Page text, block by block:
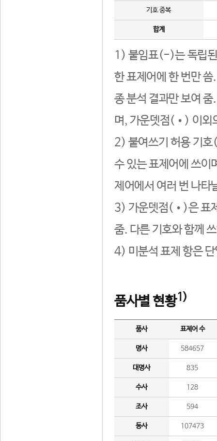
기호 중복
합계
1) 붙임표(-)는 독립된
한 표제어에 한 번만
종 분석 결과만 보여
며, 가운뎃점(•) 이외
2) 붙여쓰기 허용 기호
수 있는 표제어에 쓰이
제어에서 여러 번 나타
3) 가운뎃점(•)은 표
줌. 다른 기호와 함께
4) 미분석 표제 항은
품사별 현황1)
품사 표제어 수
명사 584657
대명사 835
수사 128
조사 594
동사 107473